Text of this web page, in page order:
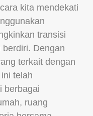
kita mendekati
transisi
Dengan
terkait dengan
telah
berbagai
ruang